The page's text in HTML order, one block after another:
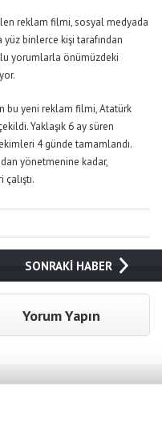
reklam filmi, sosyal medyada
yüz binlerce kişi tarafından
yorumlarla önümüzdeki
bu yeni reklam filmi, Atatürk
Yaklaşık 6 ay süren
4 günde tamamlandı.
yönetmenine kadar,
SONRAKİ HABER
Yorum Yapın